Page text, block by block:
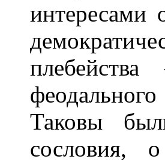
интересами
Таковы
сословия,